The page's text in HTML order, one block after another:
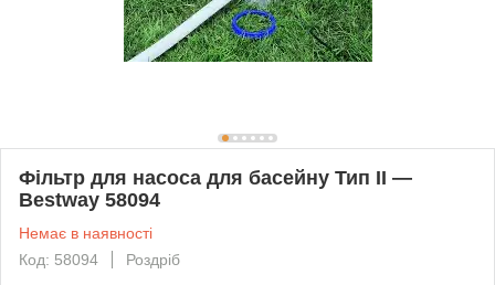
Фільтр для насоса для басейну Тип II —
Bestway 58094
Немає в наявності
Код: 58094
Роздріб